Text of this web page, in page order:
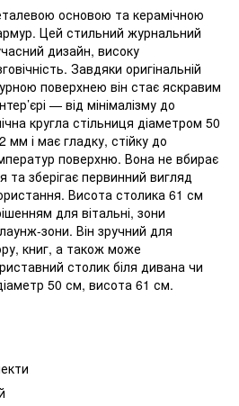
основою та керамічною
Цей стильний журнальний
дизайн, високу
Завдяки оригінальній
поверхнею він стає яскравим
— від мінімалізму до
кругла стільниця діаметром 50
мм і має гладку, стійку до
поверхню. Вона не вбирає
та зберігає первинний вигляд
Висота столика 61 см
для вітальні, зони
зони. Він зручний для
книг, а також може
столик біля дивана чи
50 см, висота 61 см.